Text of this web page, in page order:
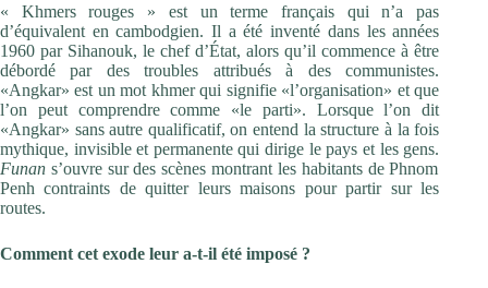
« Khmers rouges » est un terme français qui n’a pas
d’équivalent en cambodgien. Il a été inventé dans les années
1960 par Sihanouk, le chef d’État, alors qu’il commence à être
débordé par des troubles attribués à des communistes.
«Angkar» est un mot khmer qui signifie «l’organisation» et que
l’on peut comprendre comme «le parti». Lorsque l’on dit
«Angkar» sans autre qualificatif, on entend la structure à la fois
mythique, invisible et permanente qui dirige le pays et les gens.
Funan s’ouvre sur des scènes montrant les habitants de Phnom
Penh contraints de quitter leurs maisons pour partir sur les
routes.
Comment cet exode leur a-t-il été imposé ?